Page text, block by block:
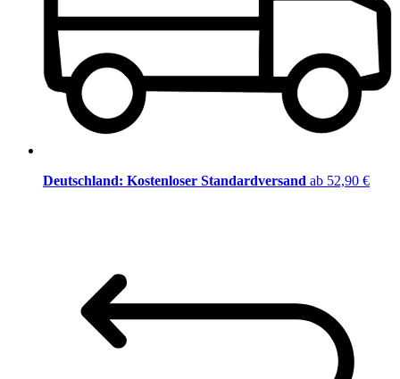
Deutschland: Kostenloser Standardversand ab 52,90 €